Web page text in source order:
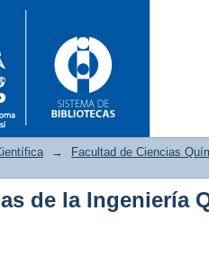
Ciencias de la
→
Facultad de Ciencias
de la Ingeniería